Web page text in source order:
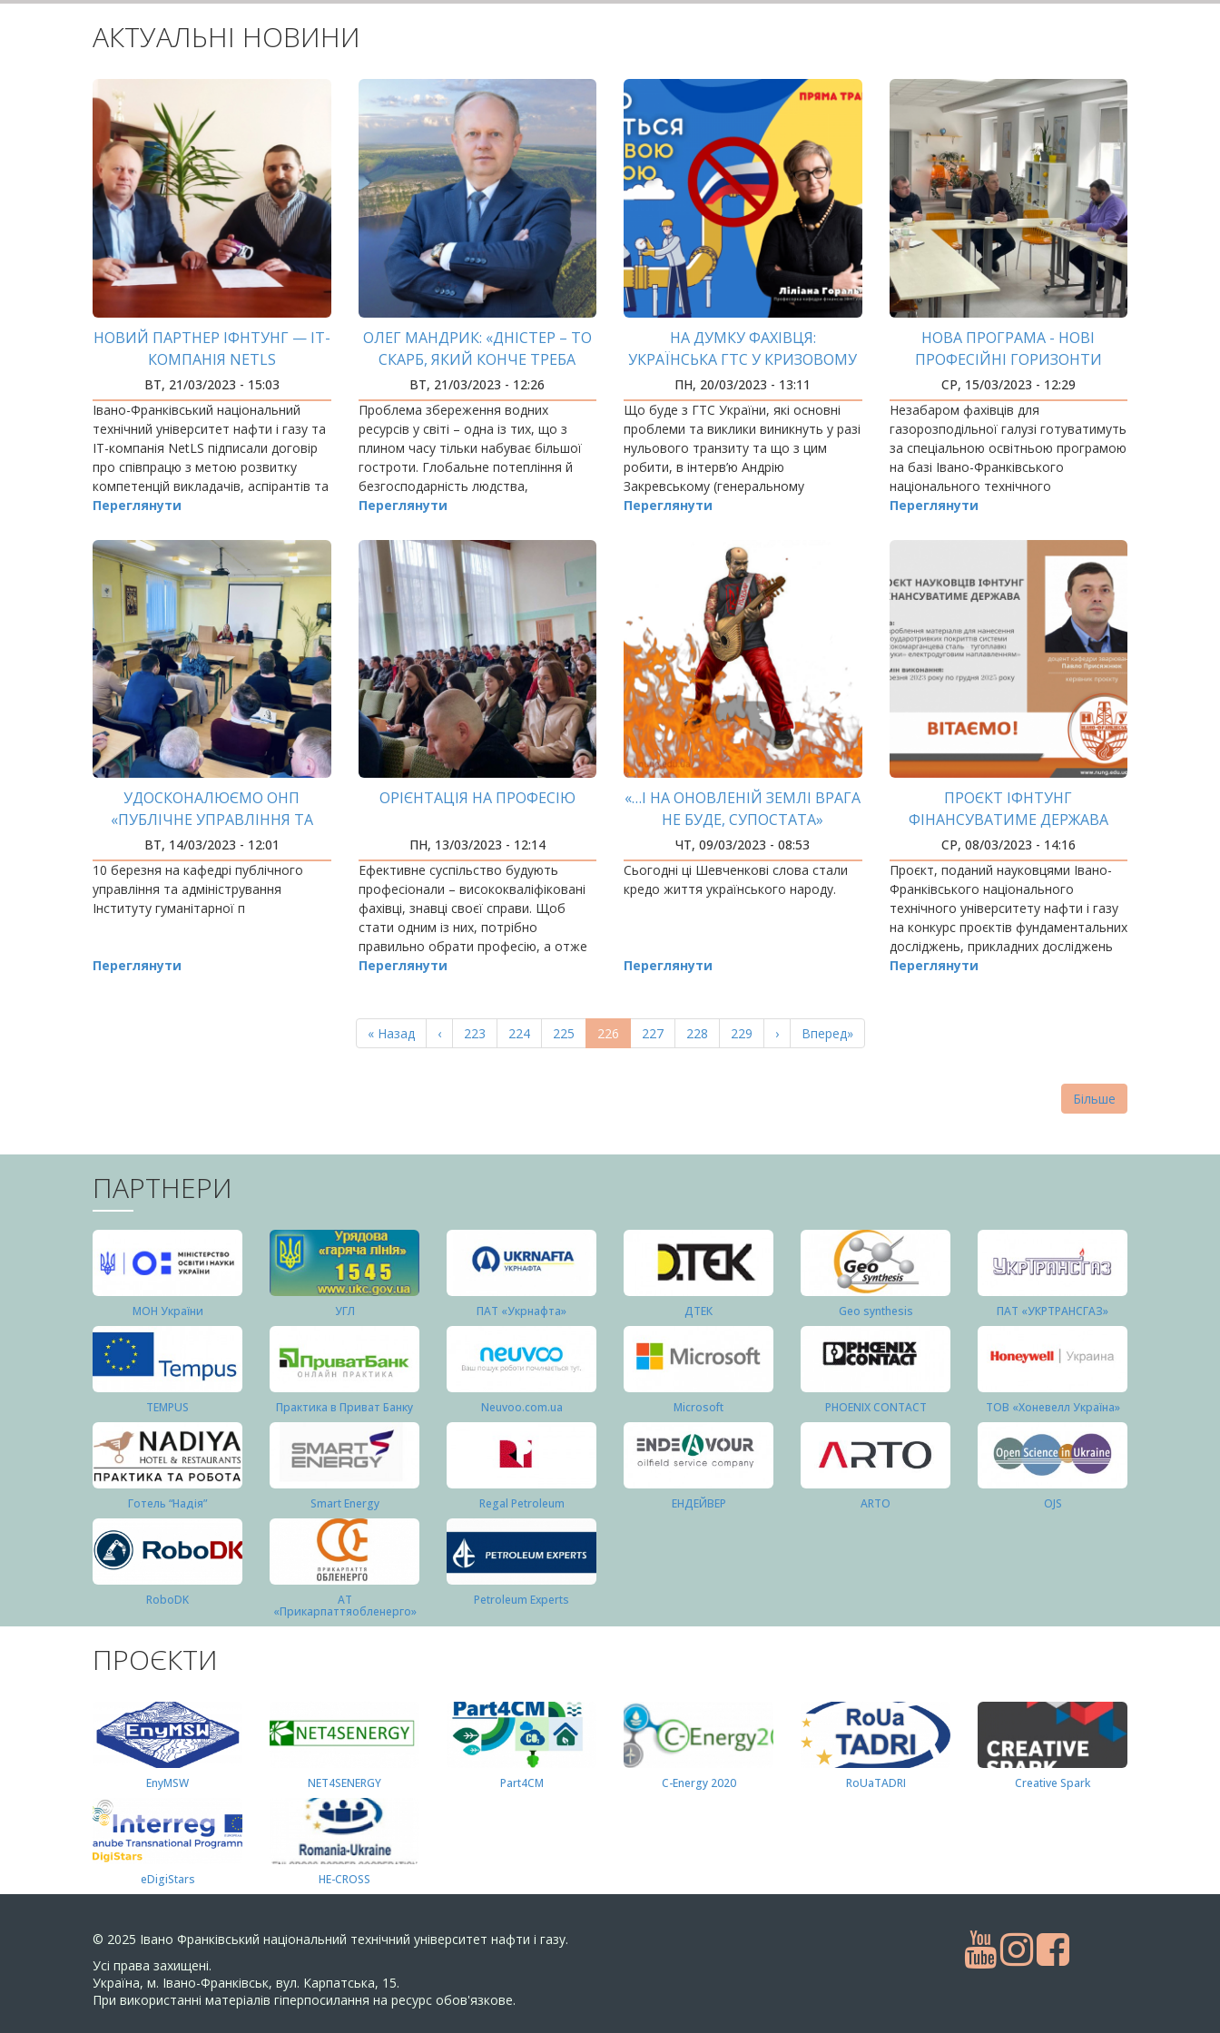
АКТУАЛЬНІ НОВИНИ
НОВИЙ ПАРТНЕР ІФНТУНГ — ІТ-
КОМПАНІЯ NETLS
ВТ, 21/03/2023 - 15:03
Івано-Франківський національний
технічний університет нафти і газу та
ІТ-компанія NetLS підписали договір
про співпрацю з метою розвитку
компетенцій викладачів, аспірантів та
студентів щодо викладання сучасних
Переглянути
ОЛЕГ МАНДРИК: «ДНІСТЕР – ТО
СКАРБ, ЯКИЙ КОНЧЕ ТРЕБА
ЗБЕРЕГТИ»
ВТ, 21/03/2023 - 12:26
Проблема збереження водних
ресурсів у світі – одна із тих, що з
плином часу тільки набуває більшої
гостроти. Глобальне потепління й
безгосподарність людства,
орієнтованого на споживання, а не
гірших екологічних…
Переглянути
НА ДУМКУ ФАХІВЦЯ:
УКРАЇНСЬКА ГТС У КРИЗОВОМУ
СТАНІ
ПН, 20/03/2023 - 13:11
Що буде з ГТС України, які основні
проблеми та виклики виникнуть у разі
нульового транзиту та що з цим
робити, в інтерв’ю Андрію
Закревському (генеральному
директор
Переглянути
НОВА ПРОГРАМА - НОВІ
ПРОФЕСІЙНІ ГОРИЗОНТИ
СР, 15/03/2023 - 12:29
Незабаром фахівців для
газорозподільної галузі готуватимуть
за спеціальною освітньою програмою
на базі Івано-Франківського
національного технічного
університету нафти і газу.
Переглянути
УДОСКОНАЛЮЄМО ОНП
«ПУБЛІЧНЕ УПРАВЛІННЯ ТА
АДМІНІСТРУВАННЯ»
ВТ, 14/03/2023 - 12:01
10 березня на кафедрі публічного
управління та адміністрування
Інституту гуманітарної п
Переглянути
ОРІЄНТАЦІЯ НА ПРОФЕСІЮ
ПН, 13/03/2023 - 12:14
Ефективне суспільство будують
професіонали – висококваліфіковані
фахівці, знавці своєї справи. Щоб
стати одним із них, потрібно
правильно обрати професію, а отже
й життєвий шлях, і розвиватися в ній.
Переглянути
«…І НА ОНОВЛЕНІЙ ЗЕМЛІ ВРАГА
НЕ БУДЕ, СУПОСТАТА»
ЧТ, 09/03/2023 - 08:53
Сьогодні ці Шевченкові слова стали
кредо життя українського народу.
Переглянути
ПРОЄКТ ІФНТУНГ
ФІНАНСУВАТИМЕ ДЕРЖАВА
СР, 08/03/2023 - 14:16
Проєкт, поданий науковцями Івано-
Франківського національного
технічного університету нафти і газу
на конкурс проєктів фундаментальних
досліджень, прикладних досліджень
та науково-технічних
Переглянути
Перша
сторінка
« Назад
Попередня
сторінка
‹ Page
223 Page
224 Page
225
Поточна
сторінка
226 Page
227 Page
228 Page
229
Наступна
сторінка
›
Остання
сторінка
Вперед»
Більше
ПАРТНЕРИ
МОН України УГЛ ПАТ «Укрнафта» ДТЕК Geo synthesis ПАТ «УКРТРАНСГАЗ»
TEMPUS Практика в Приват Банку Neuvoo.com.ua Microsoft PHOENIX CONTACT ТОВ «Хоневелл Україна»
Готель “Надія” Smart Energy Regal Petroleum ЕНДЕЙВЕР ARTO OJS
RoboDK АТ
«Прикарпаттяобленерго»
Petroleum Experts
ПРОЄКТИ
EnyMSW NET4SENERGY Part4СМ C-Energy 2020 RoUaTADRI Creative Spark
eDigiStars HE-CROSS
© 2025 Івано Франківський національний технічний університет нафти і газу.
Усi права захищенi.
Україна, м. Івано-Франківськ, вул. Карпатська, 15.
При використанні матеріалів гіперпосилання на ресурс обов'язкове.